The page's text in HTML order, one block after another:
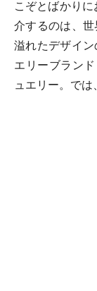
こぞとばかり
介するのは、
溢れたデザイ
エリーブラン
ュエリー。では